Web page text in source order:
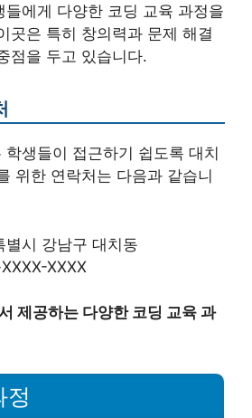
들에게 다양한 코딩 교육 과정을
곳은 특히 창의력과 문제 해결
점을 두고 있습니다.
생들이 접근하기 쉽도록 대치
위한 연락처는 다음과 같습니
별시 강남구 대치동
XXXX
제공하는 다양한 코딩 교육 과
정